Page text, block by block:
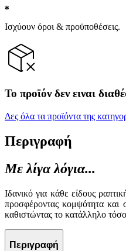
Ισχύουν όροι & προϋποθέσεις.
Το προϊόν δεν ειναι
Δες όλα τα προϊόντα της
Περιγραφή
Με λίγα λόγια...
Ιδανικό για κάθε είδους
προσφέροντας κομψότητα και
καθιστώντας το κατάλληλο
Περιγραφή